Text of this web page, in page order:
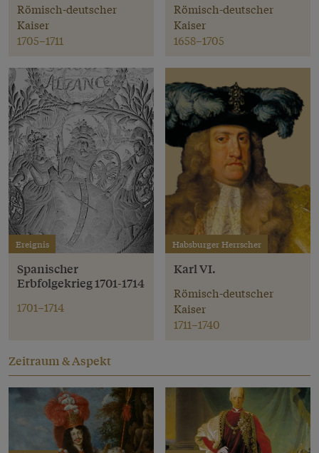
Römisch-deutscher
Kaiser
1705–1711
Römisch-deutscher
Kaiser
1658–1705
Ereignis
Spanischer
Erbfolgekrieg 1701-1714
1701–1714
Habsburger Herrscher
Karl VI.
Römisch-deutscher
Kaiser
1711–1740
Zeitraum & Aspekt